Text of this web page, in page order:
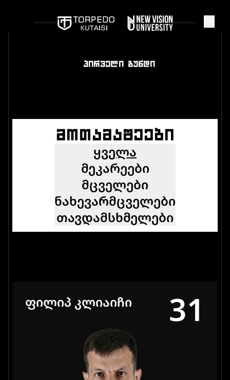
ᲞᲘᲠᲕᲔᲚᲘ ᲒᲣᲜᲓᲘ
ᲛᲝᲗᲐᲛᲐᲨᲔᲔᲑᲘ
ᲧᲕᲔᲚᲐ
ᲛᲔᲙᲐᲠᲔᲔᲑᲘ
ᲛᲪᲕᲔᲚᲔᲑᲘ
ᲜᲐᲮᲔᲕᲐᲠᲛᲪᲕᲔᲚᲔᲑᲘ
ᲗᲐᲕᲓᲐᲛᲡᲮᲛᲔᲚᲔᲑᲘ
ᲤᲘᲚᲘᲞ ᲙᲚᲘᲐᲘᲩᲘ 31